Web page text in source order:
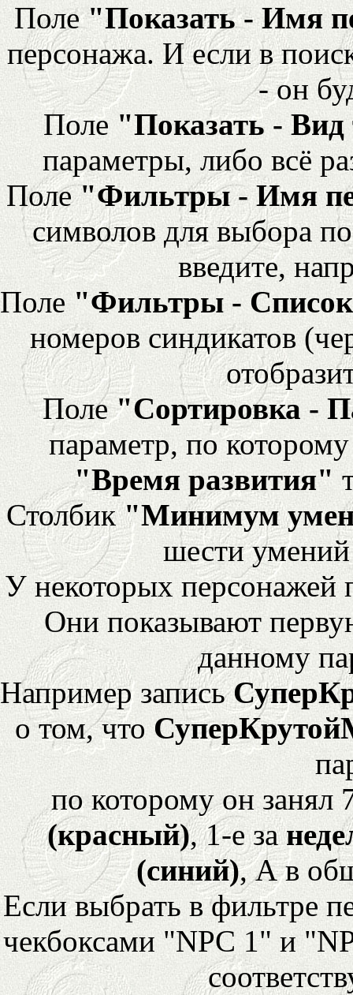
Поле"Показать - Имя
персонажа. И если в
- он
Поле "Показать -
параметры, либо всё
Поле"Фильтры - Имя
символов для выбора
введите,
Поле "Фильтры -
номеров синдикатов
Поле"Сортировка -
параметр, по
"Время развития"
Столбик"Минимум
шести
У некоторых персонажей
Они показывают
данному
Например запись
о том, что
по которому он
(красный), 1-е за
(синий), А в
Если выбрать в фильтре
чекбоксами "NPC 1" и